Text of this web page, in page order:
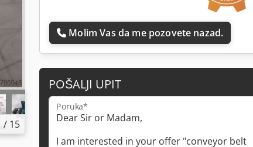
/ 15
Molim Vas da me pozovete nazad.
POŠALJI UPIT
Poruka*